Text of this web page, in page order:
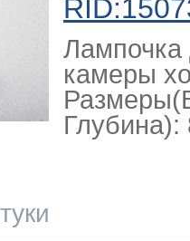
Лампочка
камеры
Глубина):